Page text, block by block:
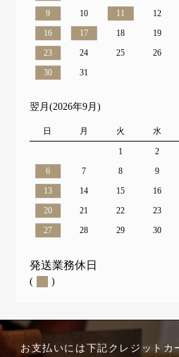
9
10 11 12
16
17 18 19
23
24 25 26
30
31
翌月(2026年9月)
日 月 火 水
1 2
6
7 8 9
13
14 15 16
20
21 22 23
27
28 29 30
発送業務休日
( )
お支払いには下記クレジットカ